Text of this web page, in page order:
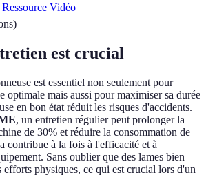
Vidéo
)
est crucial
est essentiel non seulement pour
optimale mais aussi pour maximiser sa durée
en bon état réduit les risques d'accidents.
, un entretien régulier peut prolonger la
de 30% et réduire la consommation de
contribue à la fois à l'efficacité et à
Sans oublier que des lames bien
efforts physiques, ce qui est crucial lors d'un